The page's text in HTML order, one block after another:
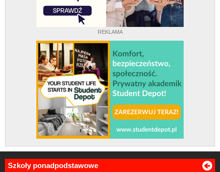
REKLAMA
Szkoły ponadpodstawowe